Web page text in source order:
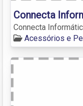
Connecta
Connecta
Acessórios e